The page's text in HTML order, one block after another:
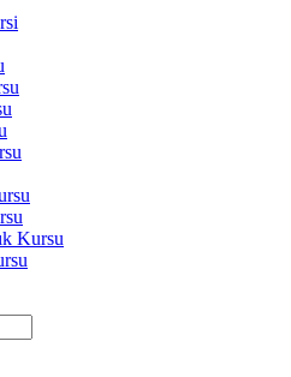
Kursu